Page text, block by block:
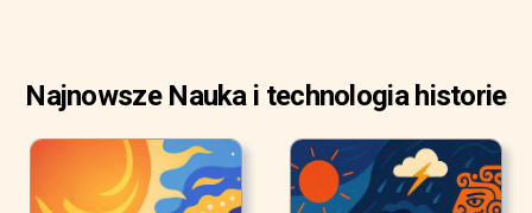
Najnowsze Nauka i technologia historie